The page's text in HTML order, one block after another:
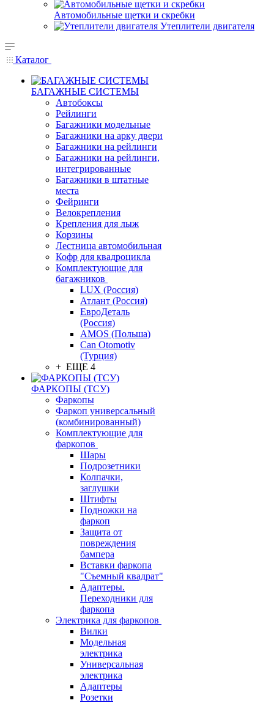
Автомобильные щетки и скребки
Утеплители двигателя
Каталог
БАГАЖНЫЕ СИСТЕМЫ
Автобоксы
Рейлинги
Багажники модельные
Багажники на арку двери
Багажники на рейлинги
Багажники на рейлинги,
интегрированные
Багажники в штатные
места
Фейринги
Велокрепления
Крепления для лыж
Корзины
Лестница автомобильная
Кофр для квадроцикла
Комплектующие для
багажников
LUX (Россия)
Атлант (Россия)
ЕвроДеталь
(Россия)
AMOS (Польша)
Can Otomotiv
(Турция)
+ ЕЩЕ 4
ФАРКОПЫ (ТСУ)
Фаркопы
Фаркоп универсальный
(комбинированный)
Комплектующие для
фаркопов
Шары
Подрозетники
Колпачки,
заглушки
Штифты
Подножки на
фаркоп
Защита от
повреждения
бампера
Вставки фаркопа
"Съемный квадрат"
Адаптеры.
Переходники для
фаркопа
Электрика для фаркопов
Вилки
Модельная
электрика
Универсальная
электрика
Адаптеры
Розетки